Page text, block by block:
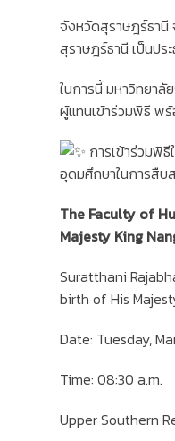
จังหวัดสุราษฎร์ธานี
สุราษฎร์ธานี เป็นป
ในการนี้ มหาวิทยา
ผู้แทนเข้าร่วมพิธี พ
การเข้าร่วมพิ
อุดมศึกษาในการสื
The Faculty of
Majesty King
Suratthani
birth of His
Date: Tuesday,
Time: 08:30 a.m.
Upper Southern